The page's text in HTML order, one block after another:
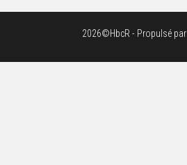
2026©HbcR - Propulsé